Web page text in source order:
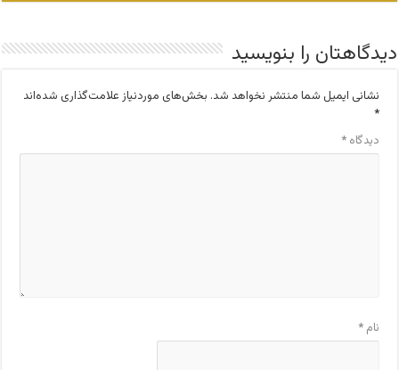
دیدگاهتان را بنویسید
نشانی ایمیل شما منتشر نخواهد شد. بخش‌های موردنیاز علامت‌گذاری شده‌اند
*
دیدگاه*
نام*